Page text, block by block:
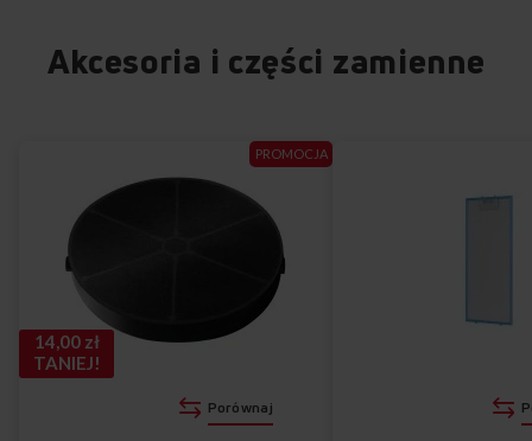
Akcesoria i części zamienne
PROMOCJA
14,00 zł
TANIEJ!
Porównaj